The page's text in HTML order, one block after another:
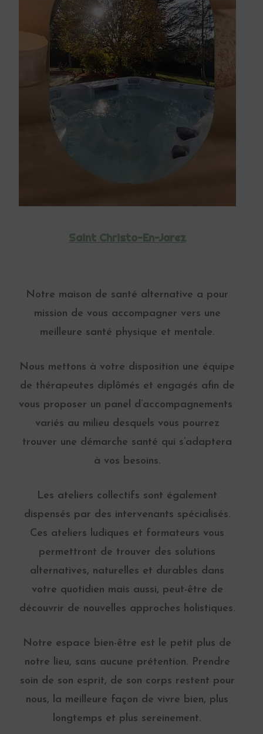
Saint Christo-En-Jarez
Notre maison de santé alternative a pour
mission de vous accompagner vers une
meilleure santé physique et mentale.
Nous mettons à votre disposition une équipe
de thérapeutes diplômés et engagés afin de
vous proposer un panel d’accompagnements
variés au milieu desquels vous pourrez
trouver une démarche santé qui s’adaptera
à vos besoins.
Les ateliers collectifs sont également
dispensés par des intervenants spécialisés.
Ces ateliers ludiques et formateurs vous
permettront de trouver des solutions
alternatives, naturelles et durables dans
votre quotidien mais aussi, peut-être de
découvrir de nouvelles approches holistiques.
Notre espace bien-être est le petit plus de
notre lieu, sans aucune prétention. Prendre
soin de son esprit, de son corps restent pour
nous, la meilleure façon de vivre bien, plus
longtemps et plus sereinement.